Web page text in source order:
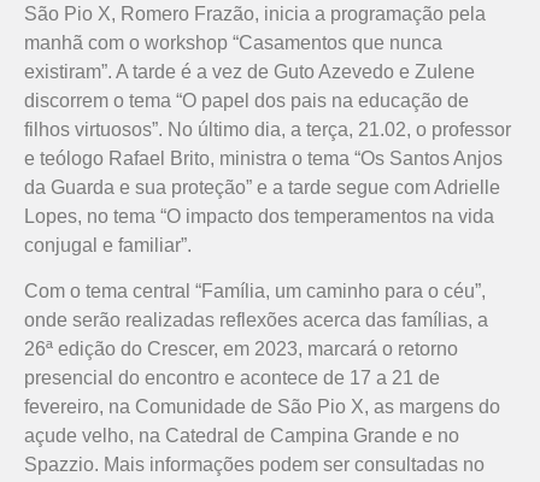
São Pio X, Romero Frazão, inicia a programação pela
manhã com o workshop “Casamentos que nunca
existiram”. A tarde é a vez de Guto Azevedo e Zulene
discorrem o tema “O papel dos pais na educação de
filhos virtuosos”. No último dia, a terça, 21.02, o professor
e teólogo Rafael Brito, ministra o tema “Os Santos Anjos
da Guarda e sua proteção” e a tarde segue com Adrielle
Lopes, no tema “O impacto dos temperamentos na vida
conjugal e familiar”.
Com o tema central “Família, um caminho para o céu”,
onde serão realizadas reflexões acerca das famílias, a
26ª edição do Crescer, em 2023, marcará o retorno
presencial do encontro e acontece de 17 a 21 de
fevereiro, na Comunidade de São Pio X, as margens do
açude velho, na Catedral de Campina Grande e no
Spazzio. Mais informações podem ser consultadas no